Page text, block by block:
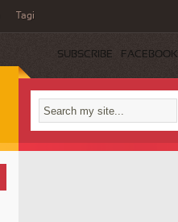
Tagi
SUBSCRIBE FACEBOOK